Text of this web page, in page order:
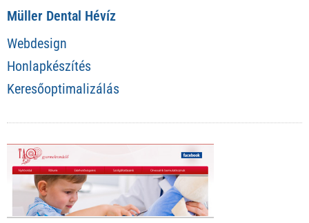
Müller Dental Hévíz
Webdesign
Honlapkészítés
Keresőoptimalizálás